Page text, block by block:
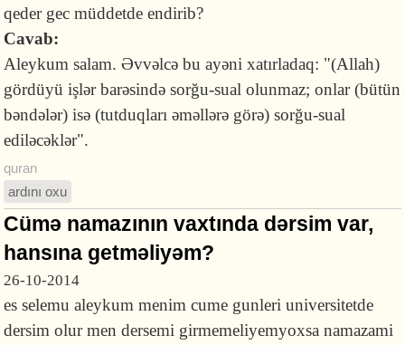
qeder gec müddetde endirib?
Cavab:
Aleykum salam. Əvvəlcə bu ayəni xatırladaq: "(Allah)
gördüyü işlər barəsində sorğu-sual olunmaz; onlar (bütün
bəndələr) isə (tutduqları əməllərə görə) sorğu-sual
ediləcəklər".
quran
ardını oxu
Cümə namazının vaxtında dərsim var,
hansına getməliyəm?
26-10-2014
es selemu aleykum menim cume gunleri universitetde
dersim olur men dersemi girmemeliyemyoxsa namazami